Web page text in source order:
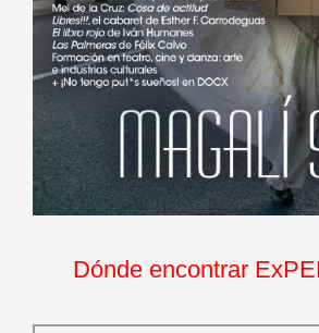
Dónde encontrar